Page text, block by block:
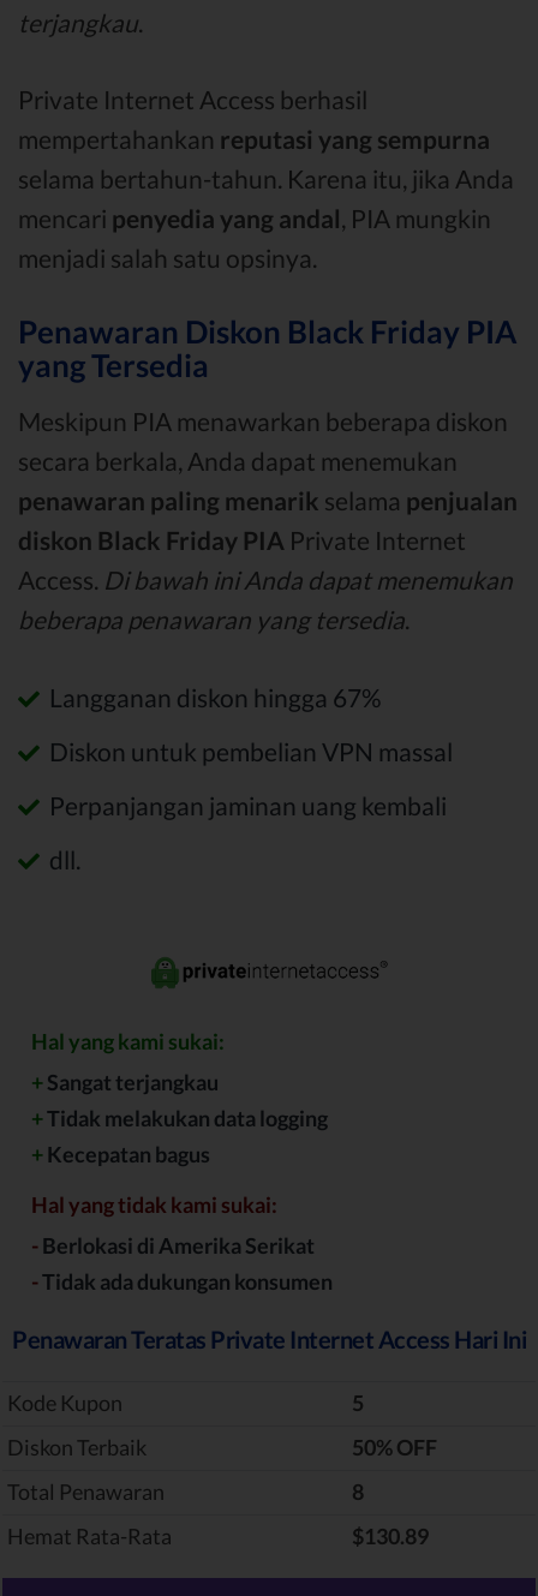
terjangkau.
Private Internet Access berhasil
mempertahankan reputasi yang sempurna
selama bertahun-tahun. Karena itu, jika Anda
mencari penyedia yang andal, PIA mungkin
menjadi salah satu opsinya.
Penawaran Diskon Black Friday PIA
yang Tersedia
Meskipun PIA menawarkan beberapa diskon
secara berkala, Anda dapat menemukan
penawaran paling menarik selama penjualan
diskon Black Friday PIA Private Internet
Access. Di bawah ini Anda dapat menemukan
beberapa penawaran yang tersedia.
Langganan diskon hingga 67%
Diskon untuk pembelian VPN massal
Perpanjangan jaminan uang kembali
dll.
Hal yang kami sukai:
+Sangat terjangkau
+Tidak melakukan data logging
+Kecepatan bagus
Hal yang tidak kami sukai:
-Berlokasi di Amerika Serikat
-Tidak ada dukungan konsumen
Penawaran Teratas Private Internet Access Hari Ini
Kode Kupon
5
Diskon Terbaik
‎50% OFF
Total Penawaran
8
Hemat Rata-Rata
$130.89